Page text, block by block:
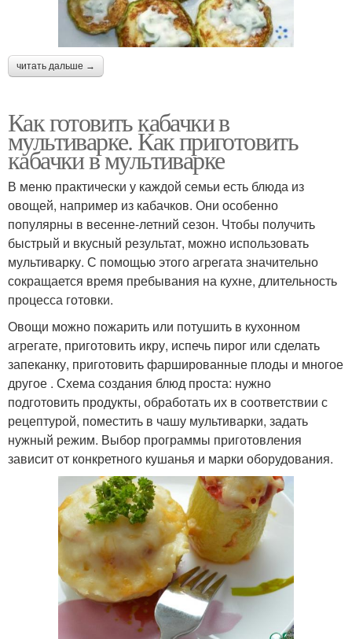
читать дальше →
Как готовить кабачки в
мультиварке. Как приготовить
кабачки в мультиварке
В меню практически у каждой семьи есть блюда из
овощей, например из кабачков. Они особенно
популярны в весенне-летний сезон. Чтобы получить
быстрый и вкусный результат, можно использовать
мультиварку. С помощью этого агрегата значительно
сокращается время пребывания на кухне, длительность
процесса готовки.
Овощи можно пожарить или потушить в кухонном
агрегате, приготовить икру, испечь пирог или сделать
запеканку, приготовить фаршированные плоды и многое
другое . Схема создания блюд проста: нужно
подготовить продукты, обработать их в соответствии с
рецептурой, поместить в чашу мультиварки, задать
нужный режим. Выбор программы приготовления
зависит от конкретного кушанья и марки оборудования.